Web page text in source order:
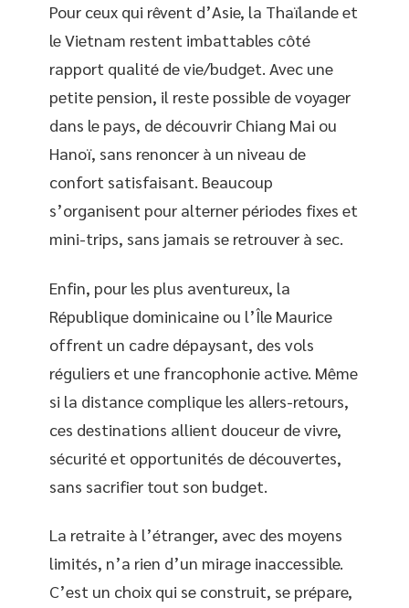
Pour ceux qui rêvent d’Asie, la Thaïlande et
le Vietnam restent imbattables côté
rapport qualité de vie/budget. Avec une
petite pension, il reste possible de voyager
dans le pays, de découvrir Chiang Mai ou
Hanoï, sans renoncer à un niveau de
confort satisfaisant. Beaucoup
s’organisent pour alterner périodes fixes et
mini-trips, sans jamais se retrouver à sec.
Enfin, pour les plus aventureux, la
République dominicaine ou l’Île Maurice
offrent un cadre dépaysant, des vols
réguliers et une francophonie active. Même
si la distance complique les allers-retours,
ces destinations allient douceur de vivre,
sécurité et opportunités de découvertes,
sans sacrifier tout son budget.
La retraite à l’étranger, avec des moyens
limités, n’a rien d’un mirage inaccessible.
C’est un choix qui se construit, se prépare,